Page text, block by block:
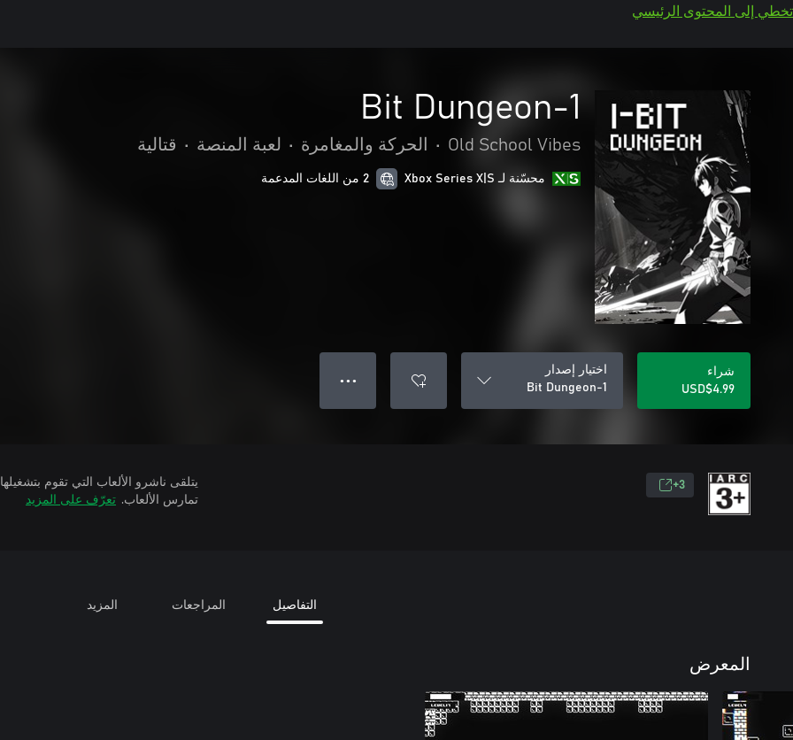
تخطي إلى المحتوى الرئيسي
1-Bit Dungeon
Old School Vibes
• الحركة والمغامرة • لعبة المنصة • قتالية
محسّنة لـ Xbox Series X|S 2 من اللغات المدعمة
شراء
USD$4.99
اختيار إصدار
1-Bit Dungeon
● ● ●
3+
تمارس الألعاب. تعرّف على المزيد
التفاصيل المراجعات المزيد
المعرض